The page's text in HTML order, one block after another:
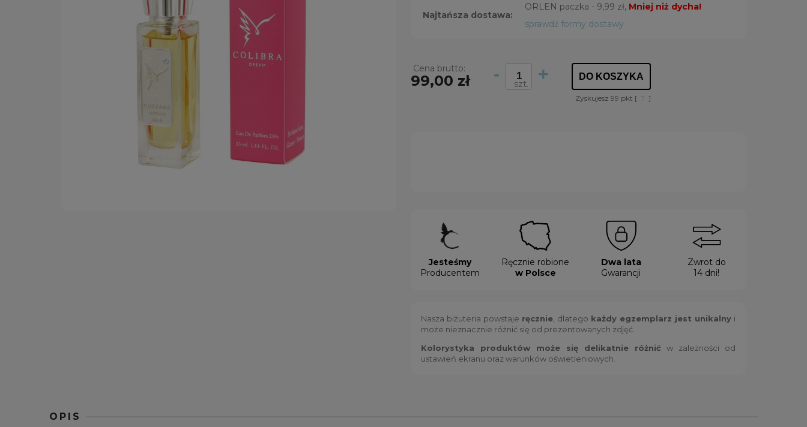
Najtańsza dostawa:
ORLEN paczka - 9,99 zł, Mniej niż dycha!
sprawdź formy dostawy
Cena brutto:
99,00 zł - +
szt.
DO KOSZYKA
Zyskujesz99 pkt [ ? ]
Jesteśmy
Producentem
Ręcznie robione
w Polsce
Dwa lata
Gwarancji
Zwrot do
14 dni!
Nasza biżuteria powstaje ręcznie, dlatego każdy egzemplarz jest unikalny i
może nieznacznie różnić się od prezentowanych zdjęć.
Kolorystyka produktów może się delikatnie różnić w zależności od
ustawień ekranu oraz warunków oświetleniowych.
OPIS